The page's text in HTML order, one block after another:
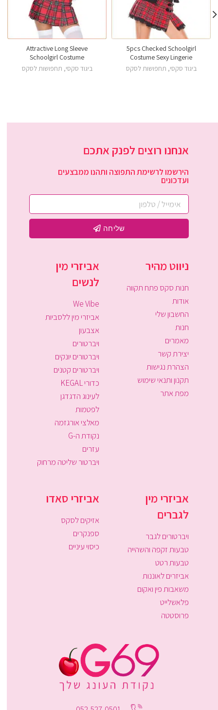
5pcs Checked Schoolgirl
Costume Sexy Lingerie
ביגוד סקסי, תחפושות לסקס
Attractive Long Sleeve
Schoolgirl Costume
ביגוד סקסי, תחפושות לסקס
אנחנו רוצים לפנק אתכם
הירשמו לרשימת התפוצה ותהנו ממבצעים
ועדכונים
שליחה
ניווט מהיר
חנות סקס פתח תקווה
אודות
החשבון שלי
חנות
מאמרים
יצירת קשר
הצהרת נגישות
תקנון ותנאי שימוש
מפת אתר
אביזרי מין
לנשים
We Vibe
אביזרי מין ללסביות
אצבעון
ויברטורים
ויברטורים יונקים
ויברטורים קטנים
כדורי KEGAL
לעינוג הדגדגן
לפטמות
מאלצי אורגזמה
נקודת ה-G
עזרים
ויברטור שליטה מרחוק
אביזרי מין
לגברים
ויברטורים לגבר
טבעות זקפה והשהייה
טבעות רטט
אביזרים לאוננות
משאבות פין ואקום
פלאשלייט
פרוסטטה
אביזרי סאדו
אזיקים לסקס
ספנקרים
כיסוי עיניים